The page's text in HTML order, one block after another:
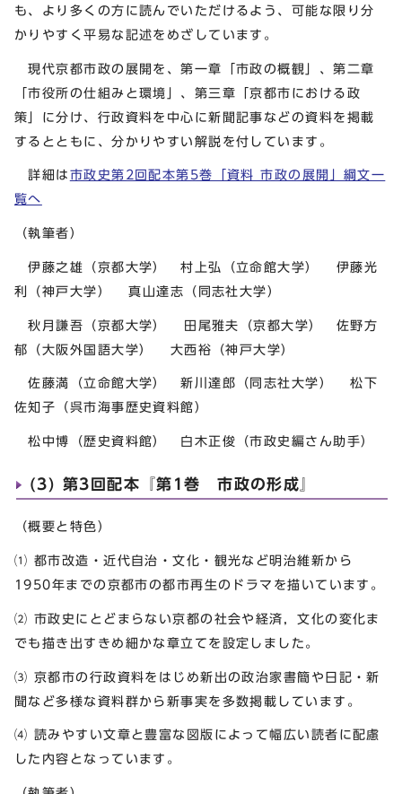
も、より多くの方に読んでいただけるよう、可能な限り分
かりやすく平易な記述をめざしています。
現代京都市政の展開を、第一章「市政の概観」、第二章
「市役所の仕組みと環境」、第三章「京都市における政
策」に分け、行政資料を中心に新聞記事などの資料を掲載
するとともに、分かりやすい解説を付しています。
詳細は 市政史第2回配本第5巻「資料 市政の展開」綱文一
覧へ
（執筆者）
伊藤之雄（京都大学） 村上弘（立命館大学） 伊藤光
利（神戸大学） 真山達志（同志社大学）
秋月謙吾（京都大学） 田尾雅夫（京都大学） 佐野方
郁（大阪外国語大学） 大西裕（神戸大学）
佐藤満（立命館大学） 新川達郎（同志社大学） 松下
佐知子（呉市海事歴史資料館）
松中博（歴史資料館） 白木正俊（市政史編さん助手）
(3) 第3回配本『第1巻 市政の形成』
（概要と特色）
⑴ 都市改造・近代自治・文化・観光など明治維新から
1950年までの京都市の都市再生のドラマを描いています。
⑵ 市政史にとどまらない京都の社会や経済，文化の変化ま
でも描き出すきめ細かな章立てを設定しました。
⑶ 京都市の行政資料をはじめ新出の政治家書簡や日記・新
聞など多様な資料群から新事実を多数掲載しています。
⑷ 読みやすい文章と豊富な図版によって幅広い読者に配慮
した内容となっています。